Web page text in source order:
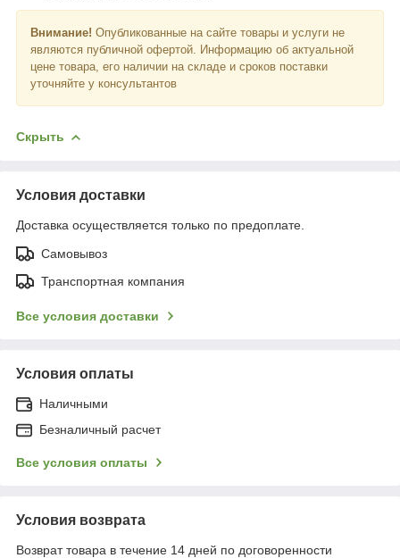
Внимание! Опубликованные на сайте товары и услуги не
являются публичной офертой. Информацию об актуальной
цене товара, его наличии на складе и сроков поставки
уточняйте у консультантов
Скрыть
Условия доставки
Доставка осуществляется только по предоплате.
Самовывоз
Транспортная компания
Все условия доставки
Условия оплаты
Наличными
Безналичный расчет
Все условия оплаты
Условия возврата
Возврат товара в течение 14 дней по договоренности